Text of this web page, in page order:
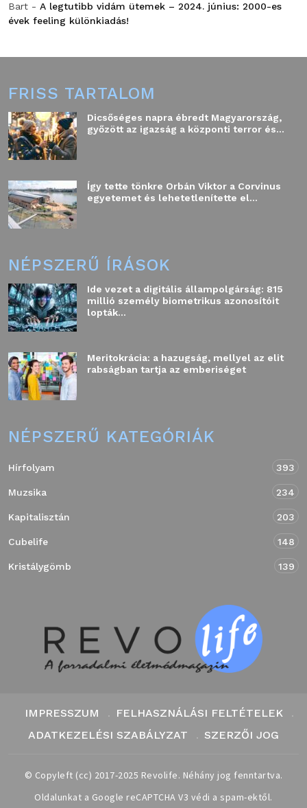
Bart - A legtutibb vidám ütemek – 2024. június: 2000-es
évek feeling különkiadás!
FRISS TARTALOM
Dicsőséges napra ébredt Magyarország,
győzött az igazság a központi terror és...
Így tette tönkre Orbán Viktor a Corvinus
egyetemet és lehetetlenítette el...
NÉPSZERŰ ÍRÁSOK
Ide vezet a digitális állampolgárság: 815
millió személy biometrikus azonosítóit
lopták...
Meritokrácia: a hazugság, mellyel az elit
rabságban tartja az emberiséget
NÉPSZERŰ KATEGÓRIÁK
Hírfolyam 393
Muzsika 234
Kapitalisztán 203
Cubelife 148
Kristálygömb 139
IMPRESSZUM
FELHASZNÁLÁSI FELTÉTELEK
ADATKEZELÉSI SZABÁLYZAT
SZERZŐI JOG
© Copyleft (cc) 2017-2025 Revolife. Néhány jog fenntartva.
Oldalunkat a Google reCAPTCHA V3 védi a spam-ektől.